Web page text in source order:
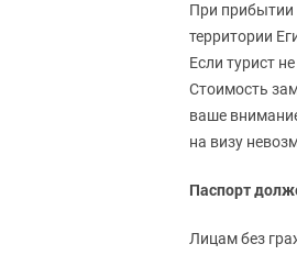
При прибытии
территории
Если турист
Стоимость
ваше
на визу
Паспорт
Лицам без